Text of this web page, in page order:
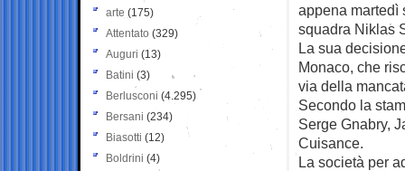
appena martedì
squadra Niklas
La sua
Monaco, che
via della
Secondo la
Serge Gnabry,
Cuisance.
La società per
arte (175)
Attentato (329)
Auguri (13)
Batini (3)
Berlusconi (4.295)
Bersani (234)
Biasotti (12)
Boldrini (4)